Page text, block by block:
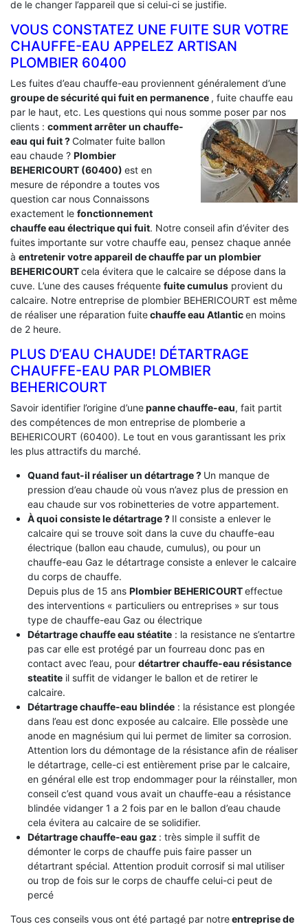
de le changer l’appareil que si celui-ci se justifie.
VOUS CONSTATEZ UNE FUITE SUR VOTRE
CHAUFFE-EAU APPELEZ ARTISAN
PLOMBIER 60400
Les fuites d’eau chauffe-eau proviennent généralement d’une
groupe de sécurité qui fuit en permanence , fuite chauffe eau
par le haut, etc. Les questions qui nous somme poser par nos
clients : comment arrêter un chauffe-
eau qui fuit ?Colmater fuite ballon
eau chaude ? Plombier
BEHERICOURT (60400) est en
mesure de répondre a toutes vos
question car nous Connaissons
exactement le fonctionnement
chauffe eau électrique qui fuit. Notre conseil afin d’éviter des
fuites importante sur votre chauffe eau, pensez chaque année
à entretenir votre appareil de chauffe par un plombier
BEHERICOURTcela évitera que le calcaire se dépose dans la
cuve. L’une des causes fréquente fuite cumulus provient du
calcaire. Notre entreprise de plombier BEHERICOURT est même
de réaliser une réparation fuitechauffe eau Atlanticen moins
de 2 heure.
PLUS D’EAU CHAUDE! DÉTARTRAGE
CHAUFFE-EAU PAR PLOMBIER
BEHERICOURT
Savoir identifier l’origine d’unepanne chauffe-eau, fait partit
des compétences de mon entreprise de plomberie a
BEHERICOURT (60400). Le tout en vous garantissant les prix
les plus attractifs du marché.
Quand faut-il réaliser un détartrage ? Un manque de
pression d’eau chaude où vous n’avez plus de pression en
eau chaude sur vos robinetteries de votre appartement.
À quoi consiste le détartrage ? Il consiste a enlever le
calcaire qui se trouve soit dans la cuve du chauffe-eau
électrique (ballon eau chaude, cumulus), ou pour un
chauffe-eau Gaz le détartrage consiste a enlever le calcaire
du corps de chauffe.
Depuis plus de 15 ans Plombier BEHERICOURTeffectue
des interventions « particuliers ou entreprises » sur tous
type de chauffe-eau Gaz ou électrique
Détartrage chauffe eau stéatite: la resistance ne s’entartre
pas car elle est protégé par un fourreau donc pas en
contact avec l’eau, pour détartrer chauffe-eau résistance
steatiteil suffit de vidanger le ballon et de retirer le
calcaire.
Détartrage chauffe-eau blindée: la résistance est plongée
dans l’eau est donc exposée au calcaire. Elle possède une
anode en magnésium qui lui permet de limiter sa corrosion.
Attention lors du démontage de la résistance afin de réaliser
le détartrage, celle-ci est entièrement prise par le calcaire,
en général elle est trop endommager pour la réinstaller, mon
conseil c’est quand vous avait un chauffe-eau a résistance
blindée vidanger 1 a 2 fois par en le ballon d’eau chaude
cela évitera au calcaire de se solidifier.
Détartrage chauffe-eau gaz : très simple il suffit de
démonter le corps de chauffe puis faire passer un
détartrant spécial. Attention produit corrosif si mal utiliser
ou trop de fois sur le corps de chauffe celui-ci peut de
percé
Tous ces conseils vous ont été partagé par notreentreprise de